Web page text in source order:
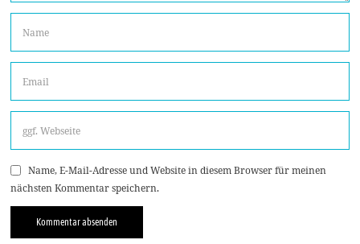
Name, E-Mail-Adresse und Website in diesem Browser für meinen
nächsten Kommentar speichern.